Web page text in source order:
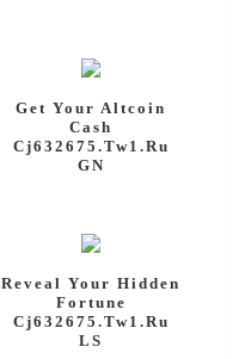
Get Your Altcoin
Cash
Cj632675.tw1.ru
GN
Reveal Your Hidden
Fortune
Cj632675.tw1.ru
LS